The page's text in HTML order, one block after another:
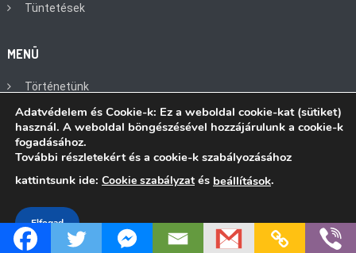
Tüntetések
MENÜ
Történetünk
Elérhetőségeink
Impresszum és szerzői jogok
Nyílt levél
Képek
Adatvédelem és Cookie-k: Ez a weboldal cookie-kat (sütiket)
használ. A weboldal böngészésével hozzájárulunk a cookie-k
fogadásához.
További részletekért és a cookie-k szabályozásához
kattintsunk ide: Cookie szabályzat és beállítások.
Elfogad